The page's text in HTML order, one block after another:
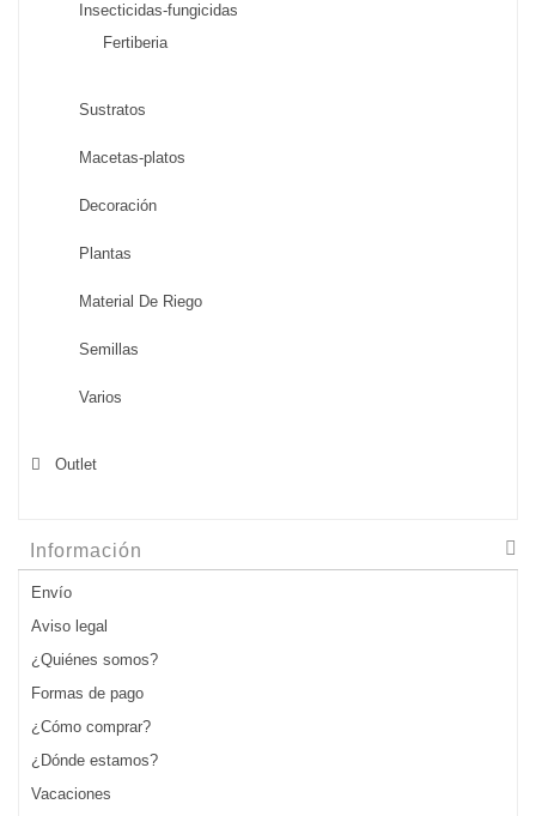
Insecticidas-fungicidas
Fertiberia
Sustratos
Macetas-platos
Decoración
Plantas
Material De Riego
Semillas
Varios
Outlet
Información
Envío
Aviso legal
¿Quiénes somos?
Formas de pago
¿Cómo comprar?
¿Dónde estamos?
Vacaciones